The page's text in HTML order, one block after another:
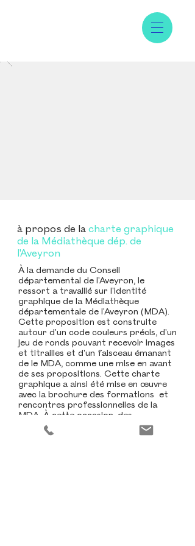
à propos de lacharte graphique
de la Médiathèque dép. de
l'Aveyron
À la demande du Conseil
départemental de l'Aveyron, le
ressort a travaillé sur l'identité
graphique de la Médiathèque
départementale de l'Aveyron (MDA).
Cette proposition est construite
autour d'un code couleurs précis, d'un
jeu de ronds pouvant recevoir images
et titrailles et d'un faisceau émanant
de le MDA, comme une mise en avant
de ses propositions. Cette charte
graphique a ainsi été mise en œuvre
avec la brochure des formations et
rencontres professionnelles de la
MDA. À cette occasion, des
photographies ont été
spécialement
réalisées par le photographe Samuel